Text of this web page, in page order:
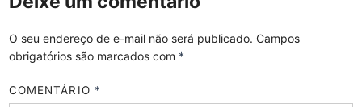
O seu endereço de e-mail não será publicado. Campos
obrigatórios são marcados com *
COMENTÁRIO *